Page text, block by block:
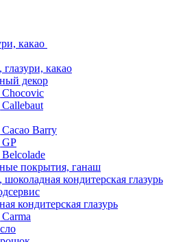
какао
какао
декор
Barry
покрытия, ганаш
кондитерская глазурь
кондитерская глазурь